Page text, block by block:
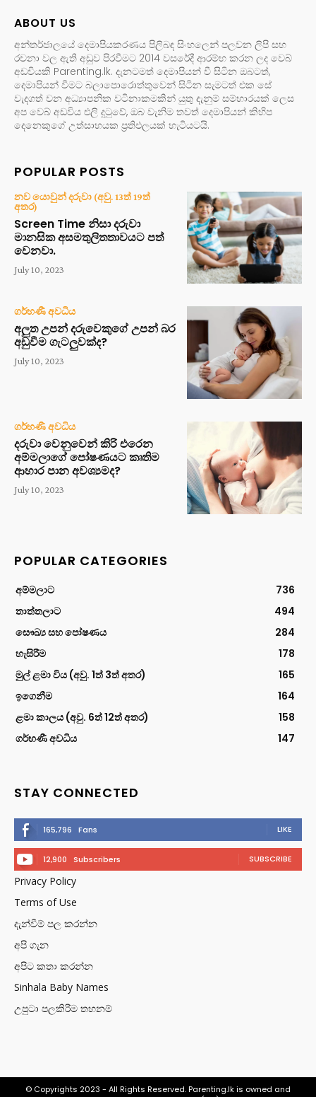
ABOUT US
අන්තර්ජාලයේ දෙමාපියකරණය පිලිබඳ සිංහලෙන් පලවන ලිපි සහ
රචනා වල ඇති අඩුව පිරවීමට 2014 වසරේදී ආරම්භ කරන ලද වෙබ්
අඩවියකි Parenting.lk. දැනටමත් දෙමාපියන් වී සිටින ඔබටත්,
දෙමාපියන් වීමට බලාපොරොත්තුවෙන් සිටින සැමටත් එක සේ
වැදගත් වන අධ්‍යාපනික වටිනාකමකින් යුතු දැනුම් සම්භාරයක් ලෙස
අප වෙබ් අඩවිය එලි දුටුවේ, ඔබ වැනිම තවත් දෙමාපියන් කිහිප
දෙනෙකුගේ උත්සාහයක ප්‍රතිඵලයක් හැටියටයි.
POPULAR POSTS
නව යොවුන් දරුවා (අවු. 13ත් 19ත්
අතර)
Screen Time නිසා දරුවා
මානසික අසමතුලිතතාවයට පත්
වෙනවා.
July 10, 2023
ගර්භණී අවධිය
අලුත උපන් දරුවෙකුගේ උපන් බර
අඩුවීම ගැටලුවක්ද?
July 10, 2023
ගර්භණී අවධිය
දරුවා වෙනුවෙන් කිරි එරෙන
අම්මලාගේ පෝෂණයට කෘතිම
ආහාර පාන අවශ්‍යමද?
July 10, 2023
POPULAR CATEGORIES
අම්මලාට
736
තාත්තලාට
494
සෞඛ්‍ය සහ පෝෂණය
284
හැසිරීම
178
මුල් ළමා විය (අවු. 1ත් 3ත් අතර)
165
ඉගෙනීම
164
ළමා කාලය (අවු. 6ත් 12ත් අතර)
158
ගර්භණී අවධිය
147
STAY CONNECTED
165,796 Fans LIKE
12,900 Subscribers SUBSCRIBE
Privacy Policy
Terms of Use
දැන්වීම් පල කරන්න
අපි ගැන
අපිට කතා කරන්න
Sinhala Baby Names
උපුටා පලකිරීම තහනම්
© Copyrights 2023 - All Rights Reserved. Parenting.lk is owned and